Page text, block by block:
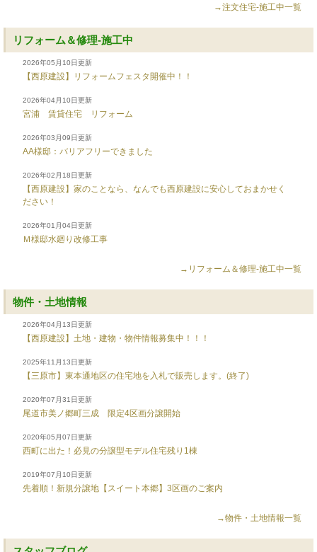
→注文住宅-施工中一覧
リフォーム＆修理-施工中
2026年05月10日更新
【西原建設】リフォームフェスタ開催中！！
2026年04月10日更新
宮浦 賃貸住宅 リフォーム
2026年03月09日更新
AA様邸：バリアフリーできました
2026年02月18日更新
【西原建設】家のことなら、なんでも西原建設に安心しておまかせく
ださい！
2026年01月04日更新
Ｍ様邸水廻り改修工事
→リフォーム＆修理-施工中一覧
物件・土地情報
2026年04月13日更新
【西原建設】土地・建物・物件情報募集中！！！
2025年11月13日更新
【三原市】東本通地区の住宅地を入札で販売します。(終了)
2020年07月31日更新
尾道市美ノ郷町三成 限定4区画分譲開始
2020年05月07日更新
西町に出た！必見の分譲型モデル住宅残り1棟
2019年07月10日更新
先着順！新規分譲地【スイート本郷】3区画のご案内
→物件・土地情報一覧